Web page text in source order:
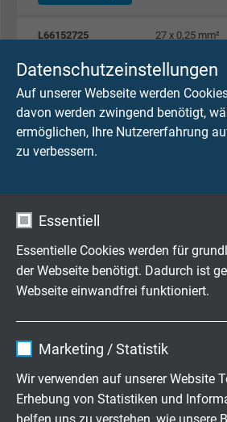
Datenschutzeinstellungen
Auf unserer Webseite werden
davon werden zwingend benötigt,
ermöglichen, Ihre Nutzererfahrung
zu verbessern.
Essentiell
Essentielle Cookies werden für
der Webseite benötigt. Dadurch ist
Webseite einwandfrei funktioniert.
Laufzeit 1 Jahr
Marketing / Statistik
Wir verwenden auf unserer Website
Erhebung von Statistiken und
L66152725 27 x 0,25 mm²
L66153025 30 x 0,25 mm²
Artikel anfragen
L66153625
Artikel anfragen
L66154025 40 x 0,25 mm²
L66154425 44 x 0,25 mm²
50 x 0,25 mm²